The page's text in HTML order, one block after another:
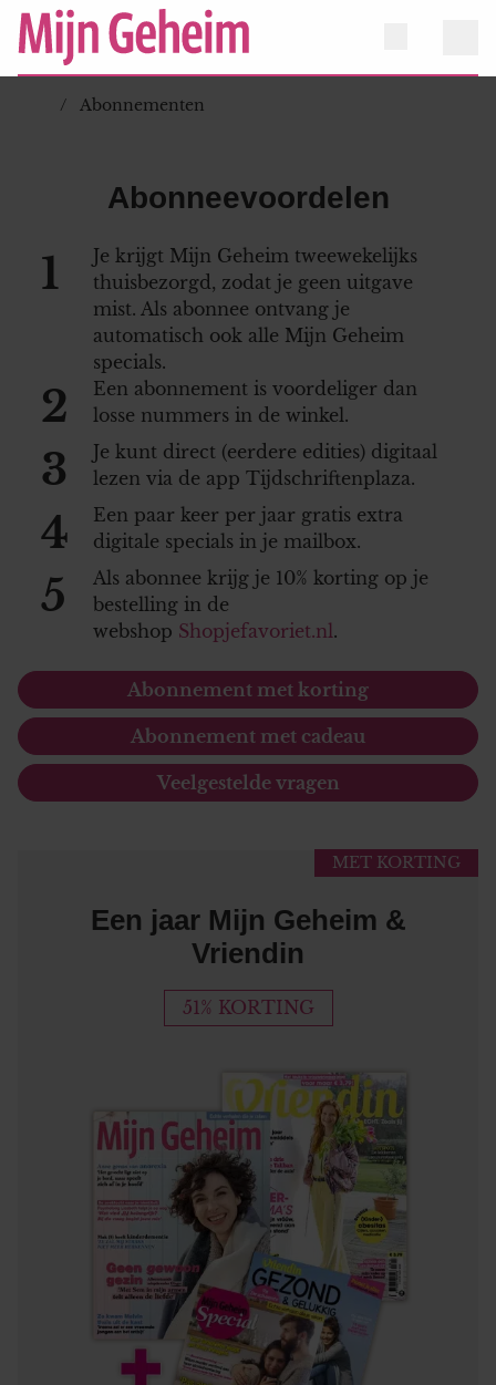
Abonnementen
Abonneevoordelen
1
Je krijgt Mijn Geheim tweewekelijks
thuisbezorgd, zodat je geen uitgave
mist. Als abonnee ontvang je
automatisch ook alle Mijn Geheim
specials.
2
Een abonnement is voordeliger dan
losse nummers in de winkel.
3
Je kunt direct (eerdere edities) digitaal
lezen via de app Tijdschriftenplaza.
4
Een paar keer per jaar gratis extra
digitale specials in je mailbox.
5
Als abonnee krijg je 10% korting op je
bestelling in de
webshop Shopjefavoriet.nl.
Abonnement met korting
Abonnement met cadeau
Veelgestelde vragen
MET KORTING
Een jaar Mijn Geheim &
Vriendin
51% KORTING